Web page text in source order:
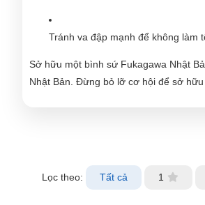
Tránh va đập mạnh để không làm
Sở hữu một bình sứ Fukagawa Nhật
Nhật Bản. Đừng bỏ lỡ cơ hội để sở
Lọc theo: Tất cả 1